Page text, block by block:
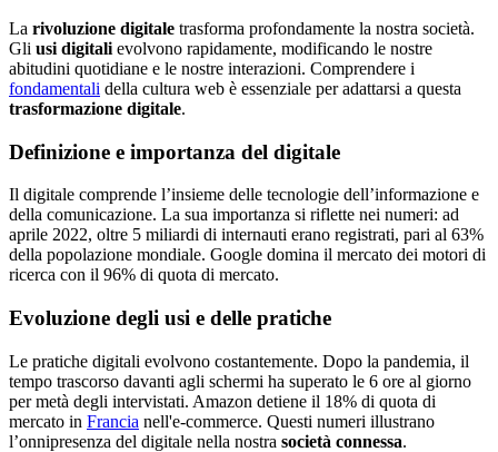
La rivoluzione digitale trasforma profondamente la nostra società.
Gli usi digitali evolvono rapidamente, modificando le nostre
abitudini quotidiane e le nostre interazioni. Comprendere i
fondamentali della cultura web è essenziale per adattarsi a questa
trasformazione digitale.
Definizione e importanza del digitale
Il digitale comprende l’insieme delle tecnologie dell’informazione e
della comunicazione. La sua importanza si riflette nei numeri: ad
aprile 2022, oltre 5 miliardi di internauti erano registrati, pari al 63%
della popolazione mondiale. Google domina il mercato dei motori di
ricerca con il 96% di quota di mercato.
Evoluzione degli usi e delle pratiche
Le pratiche digitali evolvono costantemente. Dopo la pandemia, il
tempo trascorso davanti agli schermi ha superato le 6 ore al giorno
per metà degli intervistati. Amazon detiene il 18% di quota di
mercato in Francia nell'e-commerce. Questi numeri illustrano
l’onnipresenza del digitale nella nostra società connessa.